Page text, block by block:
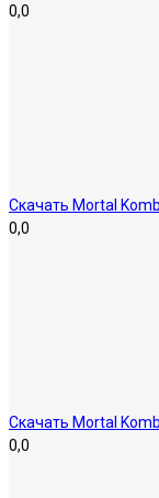
0,0
Скачать Mortal
0,0
Скачать Mortal
0,0